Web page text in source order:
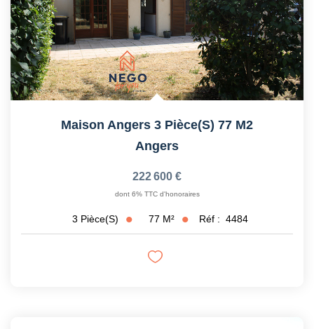
Maison Angers 3 Pièce(s) 77 M2
Angers
222 600 €
dont 6% TTC d'honoraires
3 Pièce(s) 77 M² Réf : 4484